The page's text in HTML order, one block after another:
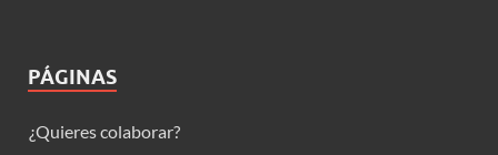
PÁGINAS
¿Quieres colaborar?